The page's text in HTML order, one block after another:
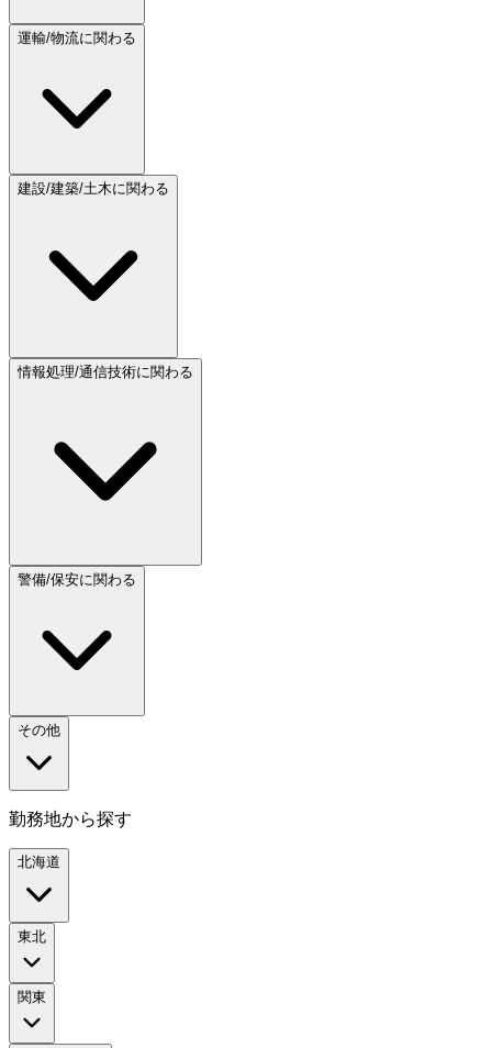
運輸/物流に関わる
建設/建築/土木に関わる
情報処理/通信技術に関わる
警備/保安に関わる
その他
勤務地から探す
北海道
東北
関東